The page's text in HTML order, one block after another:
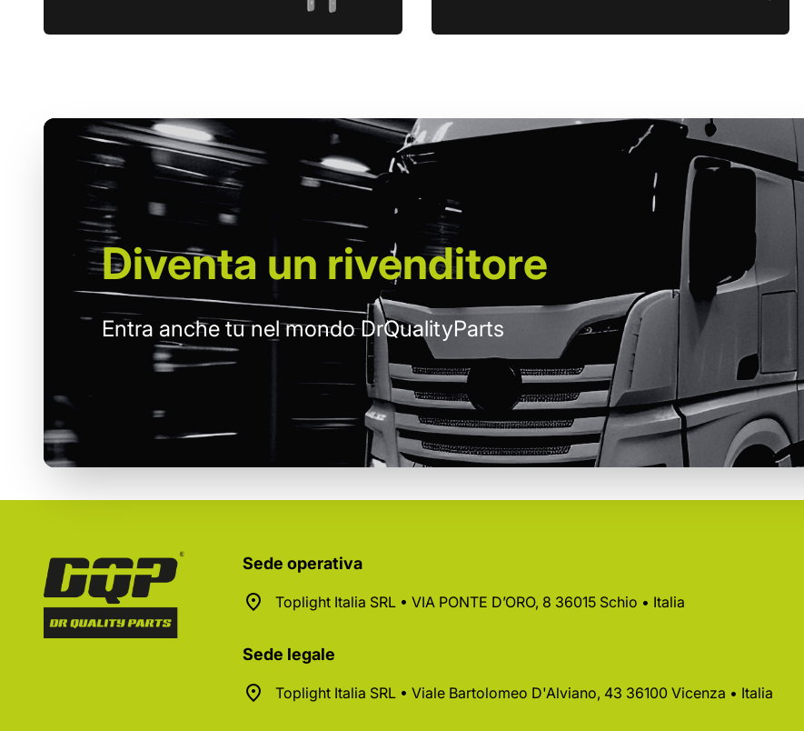
Diventa un rivenditore
Entra anche tu nel mondo DrQualityParts
Sede operativa
Toplight Italia SRL • VIA PONTE D’ORO, 8 36015 Schio • Italia
Sede legale
Toplight Italia SRL • Viale Bartolomeo D'Alviano, 43 36100 Vicenza • Italia